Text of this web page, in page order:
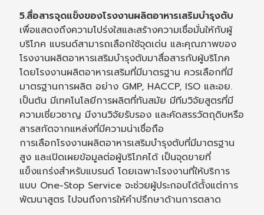
5.สื่อสารจุดแข็งของโรงงานผลิตอาหารเสริมบำรุงตับ
เพื่อแสดงถึงความโปร่งใสและสร้างความเชื่อมั่นให้กับผู้
บริโภค แบรนด์สามารถเลือกใช้จุดเด่น และคุณภาพของ
โรงงานผลิตอาหารเสริมบำรุงตับมาสื่อสารกับผู้บริโภค
โดยโรงงานผลิตอาหารเสริมที่มีมาตรฐาน ควรเลือกที่มี
มาตรฐานการผลิต อย่าง GMP, HACCP, ISO และอย.
เป็นต้น มีเทคโนโลยีการผลิตที่ทันสมัย มีทีมวิจัยสูตรที่มี
ความเชี่ยวชาญ มีงานวิจัยรับรอง และคัดสรรวัตถุดิบหรือ
สารสกัดจากแหล่งที่มีความน่าเชื่อถือ
การเลือกโรงงานผลิตอาหารเสริมบำรุงตับที่มีมาตรฐาน
สูง และเปิดเผยข้อมูลต่อผู้บริโภคได้ เป็นจุดขายที่
แข็งแกร่งสำหรับแบรนด์ โดยเฉพาะโรงงานที่ให้บริการ
แบบ One-Stop Service จะช่วยผู้ประกอบได้ตั้งแต่การ
พัฒนาสูตร ไปจนถึงการให้คำปรึกษาด้านการตลาด